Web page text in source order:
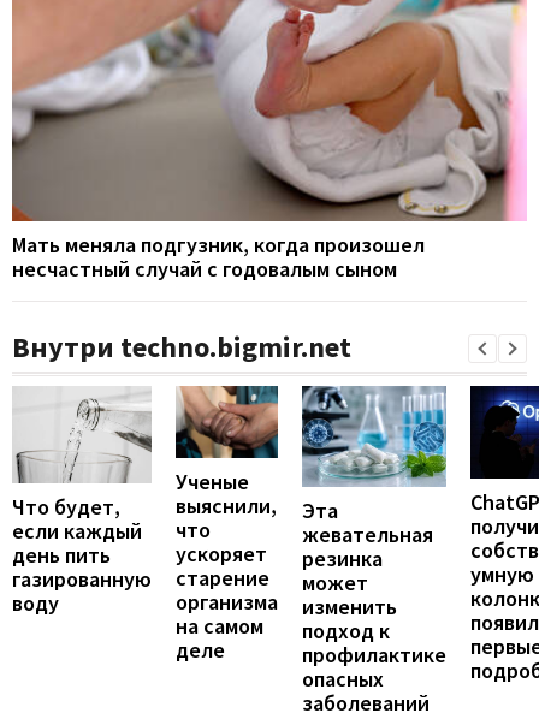
Мать меняла подгузник, когда произошел
несчастный случай с годовалым сыном
Внутри techno.bigmir.net
Что будет,
если каждый
день пить
газированную
воду
Ученые
выяснили,
что
ускоряет
старение
организма
на самом
деле
Эта
жевательная
резинка
может
изменить
подход к
профилактике
опасных
заболеваний
умную